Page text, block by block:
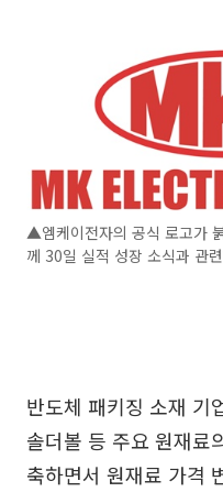
▲엠케이전자의 공식 로고가
께 30일 실적 성장 소식과 관
반도체 패키징 소재 기
솔더볼 등 주요 원재료
축하면서 원재료 가격